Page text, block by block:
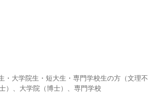
・大学院生・短大生・専門学校生の方（文理
）、大学院（博士）、専門学校